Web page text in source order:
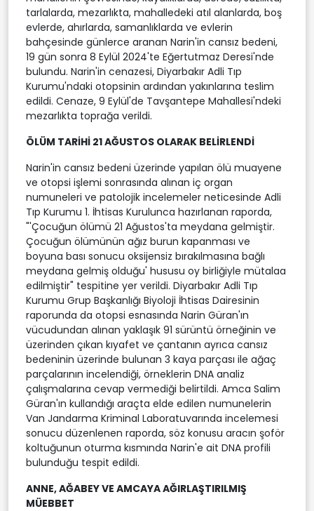
tarlalarda, mezarlıkta, mahalledeki atıl alanlarda, boş
evlerde, ahırlarda, samanlıklarda ve evlerin
bahçesinde günlerce aranan Narin'in cansız bedeni,
19 gün sonra 8 Eylül 2024'te Eğertutmaz Deresi'nde
bulundu. Narin'in cenazesi, Diyarbakır Adli Tıp
Kurumu'ndaki otopsinin ardından yakınlarına teslim
edildi. Cenaze, 9 Eylül'de Tavşantepe Mahallesi'ndeki
mezarlıkta toprağa verildi.
ÖLÜM TARİHİ 21 AĞUSTOS OLARAK BELİRLENDİ
Narin'in cansız bedeni üzerinde yapılan ölü muayene
ve otopsi işlemi sonrasında alınan iç organ
numuneleri ve patolojik incelemeler neticesinde Adli
Tıp Kurumu 1. İhtisas Kurulunca hazırlanan raporda,
"'Çocuğun ölümü 21 Ağustos'ta meydana gelmiştir.
Çocuğun ölümünün ağız burun kapanması ve
boyuna bası sonucu oksijensiz bırakılmasına bağlı
meydana gelmiş olduğu' hususu oy birliğiyle mütalaa
edilmiştir" tespitine yer verildi. Diyarbakır Adli Tıp
Kurumu Grup Başkanlığı Biyoloji İhtisas Dairesinin
raporunda da otopsi esnasında Narin Güran'ın
vücudundan alınan yaklaşık 91 sürüntü örneğinin ve
üzerinden çıkan kıyafet ve çantanın ayrıca cansız
bedeninin üzerinde bulunan 3 kaya parçası ile ağaç
parçalarının incelendiği, örneklerin DNA analiz
çalışmalarına cevap vermediği belirtildi. Amca Salim
Güran'ın kullandığı araçta elde edilen numunelerin
Van Jandarma Kriminal Laboratuvarında incelemesi
sonucu düzenlenen raporda, söz konusu aracın şoför
koltuğunun oturma kısmında Narin'e ait DNA profili
bulunduğu tespit edildi.
ANNE, AĞABEY VE AMCAYA AĞIRLAŞTIRILMIŞ
MÜEBBET